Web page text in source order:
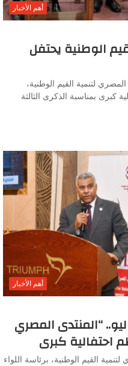
أهم الأخبار
الوطنية يحتفل
لتنمية القيم الوطنية،
كبرى بمناسبة الذكرى الثالثة
أهم الأخبار
ذكرى ثورة 23 يوليو.. “المنتدى المصري
احتفالية كبرى
القيم الوطنية، برئاسة اللواء